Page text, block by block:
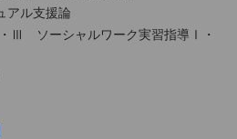
アル支援論
ソーシャルワーク実習指導Ⅰ・